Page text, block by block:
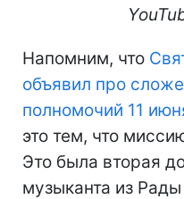
Напомним, что
объявил про
полномочий 11
это тем, что
Это была вторая
музыканта из